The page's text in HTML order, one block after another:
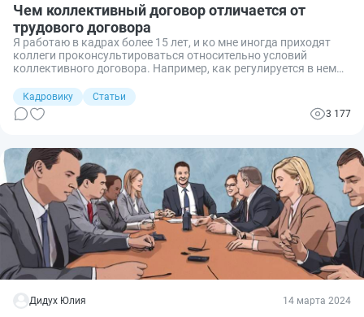
Чем коллективный договор отличается от
трудового договора
Я работаю в кадрах более 15 лет, и ко мне иногда приходят
коллеги проконсультироваться относительно условий
коллективного договора. Например, как регулируется в нем
в двухстороннем контракте отражаются все условия
взаимоотношений двух сторон. Чем же отличаются
коллективное от трудового соглашения?
Кадровику
Статьи
3 177
Дидух Юлия 14 марта 2024